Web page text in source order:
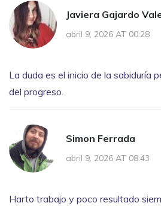
Javiera Gajardo
abril 9, 2026 AT 00:28
La duda es el inicio de la sabiduría
del progreso.
Simon Ferrada
abril 9, 2026 AT 08:43
Harto trabajo y poco resultado